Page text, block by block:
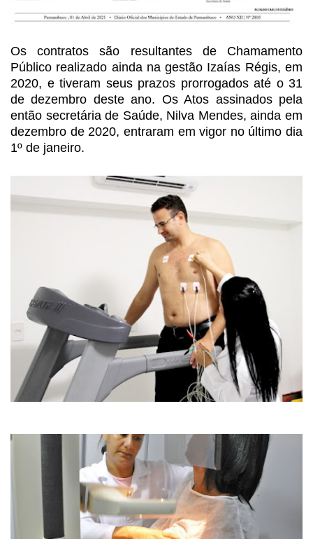
Os contratos são resultantes de Chamamento
Público realizado ainda na gestão Izaías Régis, em
2020, e tiveram seus prazos prorrogadosaté o 31
de dezembro deste ano. Os Atos assinados pela
então secretária de Saúde, Nilva Mendes, ainda em
dezembro de 2020, entraram em vigor no último dia
1º de janeiro.